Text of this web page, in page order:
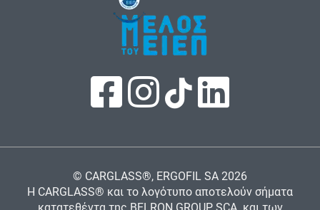
© CARGLASS®, ERGOFIL SA 2026
Η CARGLASS® και το λογότυπο αποτελούν σήματα